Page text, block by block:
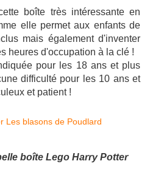
boîte très intéressante en
elle permet aux enfants de
mais également d'inventer
heures d'occupation à la clé !
pour les 18 ans et plus
difficulté pour les 10 ans et
et patient !
boîte Lego Harry Potter